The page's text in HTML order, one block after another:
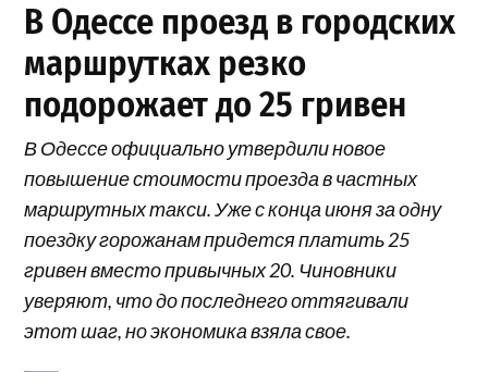
В Одессе проезд в городских
маршрутках резко
подорожает до 25 гривен
В Одессе официально утвердили новое
повышение стоимости проезда в частных
маршрутных такси. Уже с конца июня за одну
поездку горожанам придется платить 25
гривен вместо привычных 20. Чиновники
уверяют, что до последнего оттягивали
этот шаг, но экономика взяла свое.